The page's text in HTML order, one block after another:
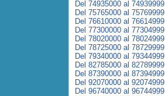
Del 74935000 al 74939999
Del 75765000 al 75769999
Del 76610000 al 76614999
Del 77300000 al 77304999
Del 78020000 al 78024999
Del 78725000 al 78729999
Del 79340000 al 79344999
Del 82785000 al 82789999
Del 87390000 al 87394999
Del 92070000 al 92074999
Del 96740000 al 96744999